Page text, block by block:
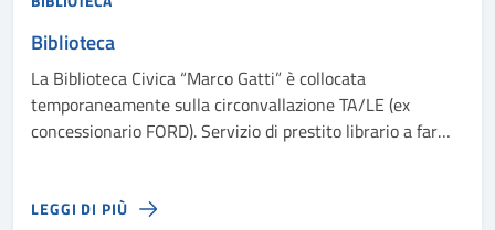
Biblioteca
La Biblioteca Civica “Marco Gatti” è collocata
temporaneamente sulla circonvallazione TA/LE (ex
concessionario FORD). Servizio di prestito librario a far
LEGGI DI PIÙ